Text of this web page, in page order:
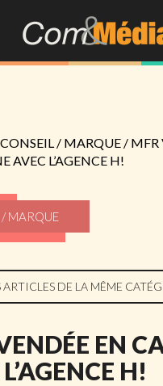
CONSEIL / MARQUE / MFR
AVEC L’AGENCE H!
MARQUE
ARTICLES DE LA MÊME
EN
H!